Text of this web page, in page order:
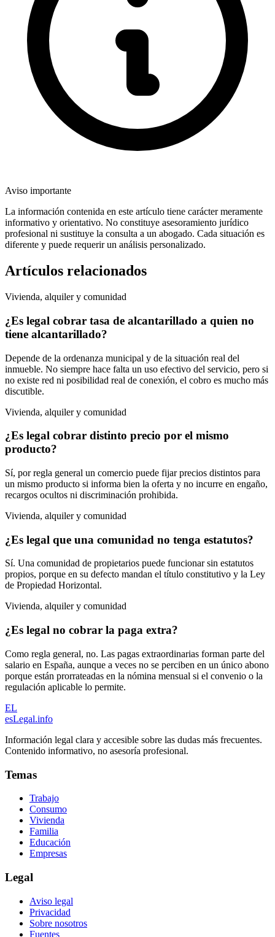
Aviso importante
La información contenida en este artículo tiene carácter meramente
informativo y orientativo. No constituye asesoramiento jurídico
profesional ni sustituye la consulta a un abogado. Cada situación es
diferente y puede requerir un análisis personalizado.
Artículos relacionados
Vivienda, alquiler y comunidad
¿Es legal cobrar tasa de alcantarillado a quien no
tiene alcantarillado?
Depende de la ordenanza municipal y de la situación real del
inmueble. No siempre hace falta un uso efectivo del servicio, pero si
no existe red ni posibilidad real de conexión, el cobro es mucho más
discutible.
Vivienda, alquiler y comunidad
¿Es legal cobrar distinto precio por el mismo
producto?
Sí, por regla general un comercio puede fijar precios distintos para
un mismo producto si informa bien la oferta y no incurre en engaño,
recargos ocultos ni discriminación prohibida.
Vivienda, alquiler y comunidad
¿Es legal que una comunidad no tenga estatutos?
Sí. Una comunidad de propietarios puede funcionar sin estatutos
propios, porque en su defecto mandan el título constitutivo y la Ley
de Propiedad Horizontal.
Vivienda, alquiler y comunidad
¿Es legal no cobrar la paga extra?
Como regla general, no. Las pagas extraordinarias forman parte del
salario en España, aunque a veces no se perciben en un único abono
porque están prorrateadas en la nómina mensual si el convenio o la
regulación aplicable lo permite.
EL
esLegal.info
Información legal clara y accesible sobre las dudas más frecuentes.
Contenido informativo, no asesoría profesional.
Temas
Trabajo
Consumo
Vivienda
Familia
Educación
Empresas
Legal
Aviso legal
Privacidad
Sobre nosotros
Fuentes